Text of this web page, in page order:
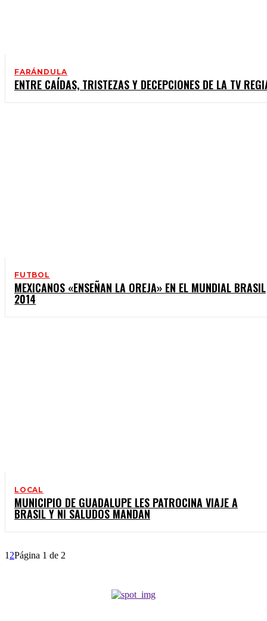
FARÁNDULA
ENTRE CAÍDAS, TRISTEZAS Y DECEPCIONES DE LA TV
FUTBOL
MEXICANOS «ENSEÑAN LA OREJA» EN EL MUNDIAL BRASIL
2014
LOCAL
MUNICIPIO DE GUADALUPE LES PATROCINA VIAJE A
BRASIL Y NI SALUDOS MANDAN
1 2Página 1 de 2